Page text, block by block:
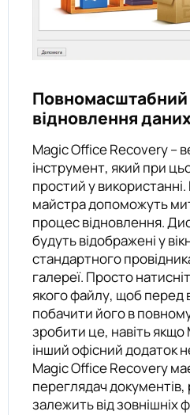
Повномасштабний
відновлення
Magic Office Recovery –
інструмент, який при
простий у використанні.
майстра допоможуть
процес відновлення.
будуть відображені у
стандартного
галереї. Просто
якого файлу, щоб перед
побачити його в
зробити це, навіть
інший офісний додаток
Magic Office Recovery
переглядач
залежить від зовнішніх